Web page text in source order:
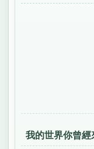
我的世界你曾經